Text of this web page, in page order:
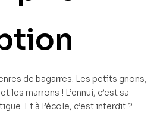
de bagarres. Les petits gnons,
les marrons ! L’ennui, c’est sa
Et à l’école, c’est interdit ?